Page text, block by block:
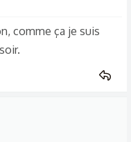
comme ça je suis